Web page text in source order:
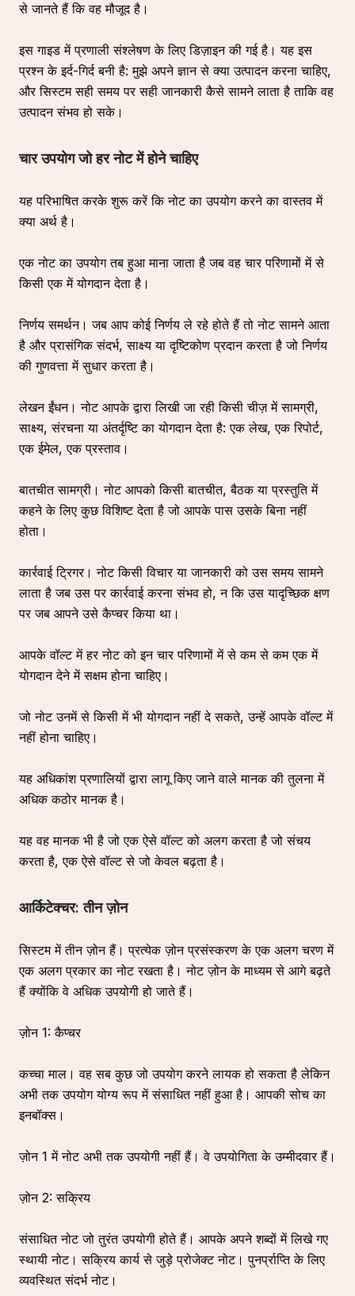
से जानते हैं कि वह मौजूद है।
इस गाइड में प्रणाली संश्लेषण के लिए डिज़ाइन की गई है। यह इस
प्रश्न के इर्द-गिर्द बनी है: मुझे अपने ज्ञान से क्या उत्पादन करना चाहिए,
और सिस्टम सही समय पर सही जानकारी कैसे सामने लाता है ताकि वह
उत्पादन संभव हो सके।
चार उपयोग जो हर नोट में होने चाहिए
यह परिभाषित करके शुरू करें कि नोट का उपयोग करने का वास्तव में
क्या अर्थ है।
एक नोट का उपयोग तब हुआ माना जाता है जब वह चार परिणामों में से
किसी एक में योगदान देता है।
निर्णय समर्थन। जब आप कोई निर्णय ले रहे होते हैं तो नोट सामने आता
है और प्रासंगिक संदर्भ, साक्ष्य या दृष्टिकोण प्रदान करता है जो निर्णय
की गुणवत्ता में सुधार करता है।
लेखन ईंधन। नोट आपके द्वारा लिखी जा रही किसी चीज़ में सामग्री,
साक्ष्य, संरचना या अंतर्दृष्टि का योगदान देता है: एक लेख, एक रिपोर्ट,
एक ईमेल, एक प्रस्ताव।
बातचीत सामग्री। नोट आपको किसी बातचीत, बैठक या प्रस्तुति में
कहने के लिए कुछ विशिष्ट देता है जो आपके पास उसके बिना नहीं
होता।
कार्रवाई ट्रिगर। नोट किसी विचार या जानकारी को उस समय सामने
लाता है जब उस पर कार्रवाई करना संभव हो, न कि उस यादृच्छिक क्षण
पर जब आपने उसे कैप्चर किया था।
आपके वॉल्ट में हर नोट को इन चार परिणामों में से कम से कम एक में
योगदान देने में सक्षम होना चाहिए।
जो नोट उनमें से किसी में भी योगदान नहीं दे सकते, उन्हें आपके वॉल्ट में
नहीं होना चाहिए।
यह अधिकांश प्रणालियों द्वारा लागू किए जाने वाले मानक की तुलना में
अधिक कठोर मानक है।
यह वह मानक भी है जो एक ऐसे वॉल्ट को अलग करता है जो संचय
करता है, एक ऐसे वॉल्ट से जो केवल बढ़ता है।
आर्किटेक्चर: तीन ज़ोन
सिस्टम में तीन ज़ोन हैं। प्रत्येक ज़ोन प्रसंस्करण के एक अलग चरण में
एक अलग प्रकार का नोट रखता है। नोट ज़ोन के माध्यम से आगे बढ़ते
हैं क्योंकि वे अधिक उपयोगी हो जाते हैं।
ज़ोन 1: कैप्चर
कच्चा माल। वह सब कुछ जो उपयोग करने लायक हो सकता है लेकिन
अभी तक उपयोग योग्य रूप में संसाधित नहीं हुआ है। आपकी सोच का
इनबॉक्स।
ज़ोन 1 में नोट अभी तक उपयोगी नहीं हैं। वे उपयोगिता के उम्मीदवार हैं।
ज़ोन 2: सक्रिय
संसाधित नोट जो तुरंत उपयोगी होते हैं। आपके अपने शब्दों में लिखे गए
स्थायी नोट। सक्रिय कार्य से जुड़े प्रोजेक्ट नोट। पुनर्प्राप्ति के लिए
व्यवस्थित संदर्भ नोट।